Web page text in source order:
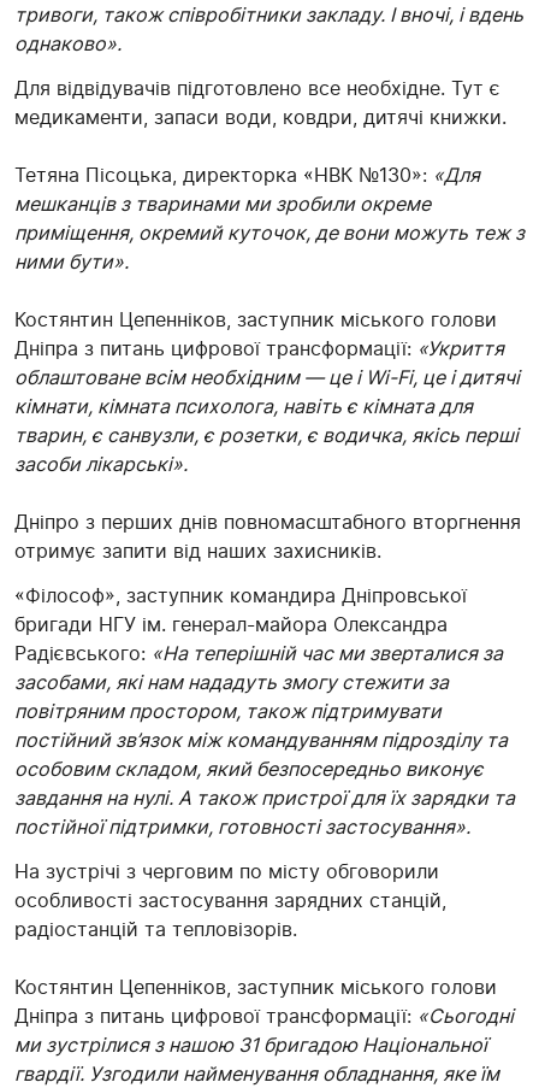
тривоги, також співробітники закладу. І вночі, і вдень
однаково».
Для відвідувачів підготовлено все необхідне. Тут є
медикаменти, запаси води, ковдри, дитячі книжки.
Тетяна Пісоцька, директорка «НВК №130»: «Для
мешканців з тваринами ми зробили окреме
приміщення, окремий куточок, де вони можуть теж з
ними бути».
Костянтин Цепенніков, заступник міського голови
Дніпра з питань цифрової трансформації: «Укриття
облаштоване всім необхідним — це і Wi-Fi, це і дитячі
кімнати, кімната психолога, навіть є кімната для
тварин, є санвузли, є розетки, є водичка, якісь перші
засоби лікарські».
Дніпро з перших днів повномасштабного вторгнення
отримує запити від наших захисників.
«Філософ», заступник командира Дніпровської
бригади НГУ ім. генерал-майора Олександра
Радієвського: «На теперішній час ми зверталися за
засобами, які нам нададуть змогу стежити за
повітряним простором, також підтримувати
постійний зв’язок між командуванням підрозділу та
особовим складом, який безпосередньо виконує
завдання на нулі. А також пристрої для їх зарядки та
постійної підтримки, готовності застосування».
На зустрічі з черговим по місту обговорили
особливості застосування зарядних станцій,
радіостанцій та тепловізорів.
Костянтин Цепенніков, заступник міського голови
Дніпра з питань цифрової трансформації: «Сьогодні
ми зустрілися з нашою 31 бригадою Національної
гвардії. Узгодили найменування обладнання, яке їм